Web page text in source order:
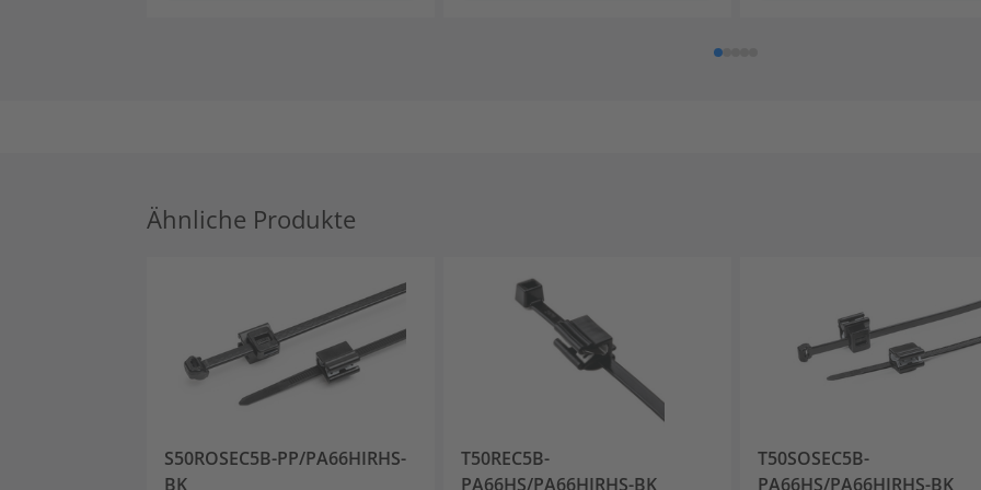
Ähnliche Produkte
S50ROSEC5B-PP/PA66HIRHS-
BK
T50REC5B-
PA66HS/PA66HIRHS-BK
T50SOSEC5B-
PA66HS/PA66HIRHS-BK